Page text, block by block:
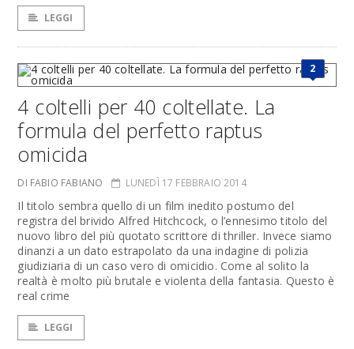
LEGGI
2
4 coltelli per 40 coltellate. La
formula del perfetto raptus
omicida
DI FABIO FABIANO LUNEDÌ 17 FEBBRAIO 2014
Il titolo sembra quello di un film inedito postumo del
registra del brivido Alfred Hitchcock, o l’ennesimo titolo del
nuovo libro del più quotato scrittore di thriller. Invece siamo
dinanzi a un dato estrapolato da una indagine di polizia
giudiziaria di un caso vero di omicidio. Come al solito la
realtà è molto più brutale e violenta della fantasia. Questo è
real crime
LEGGI